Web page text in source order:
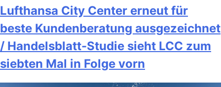
Lufthansa City Center erneut für
beste Kundenberatung ausgezeichnet
/ Handelsblatt-Studie sieht LCC zum
siebten Mal in Folge vorn